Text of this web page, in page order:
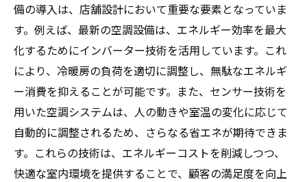
備の導入は、店舗設計において重要な要素となっていま
す。例えば、最新の空調設備は、エネルギー効率を最大
化するためにインバーター技術を活用しています。これ
により、冷暖房の負荷を適切に調整し、無駄なエネルギ
ー消費を抑えることが可能です。また、センサー技術を
用いた空調システムは、人の動きや室温の変化に応じて
自動的に調整されるため、さらなる省エネが期待できま
す。これらの技術は、エネルギーコストを削減しつつ、
快適な室内環境を提供することで、顧客の満足度を向上